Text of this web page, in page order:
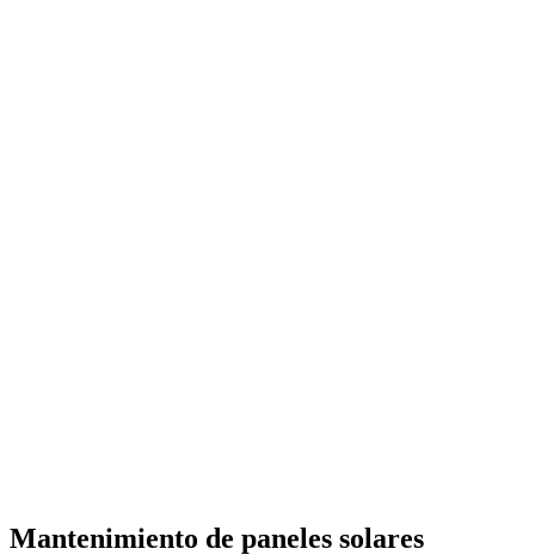
Mantenimiento de paneles solares